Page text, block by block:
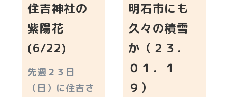
住吉神社の
紫陽花
(6/22)
先週２３日
（日）に住吉さ
明石市にも
久々の積雪
か（２３．
０１．１
９）